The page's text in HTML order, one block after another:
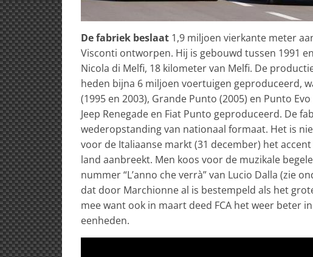
De fabriek beslaat 1,9 miljoen vierkante meter
Visconti ontworpen. Hij is gebouwd tussen 1991
Nicola di Melfi, 18 kilometer van Melfi. De
heden bijna 6 miljoen voertuigen geproduceerd,
(1995 en 2003), Grande Punto (2005) en Punto
Jeep Renegade en Fiat Punto geproduceerd. De
wederopstanding van nationaal formaat. Het is
voor de Italiaanse markt (31 december) het
land aanbreekt. Men koos voor de muzikale
nummer “L’anno che verrà” van Lucio Dalla (zie
dat door Marchionne al is bestempeld als het
mee want ook in maart deed FCA het weer beter
eenheden.